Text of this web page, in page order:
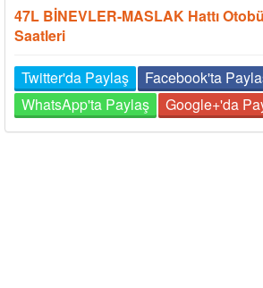
47L BİNEVLER-MASLAK Hattı
Saatleri
Twitter'da Paylaş
Facebook'ta
WhatsApp'ta Paylaş
Google+'da